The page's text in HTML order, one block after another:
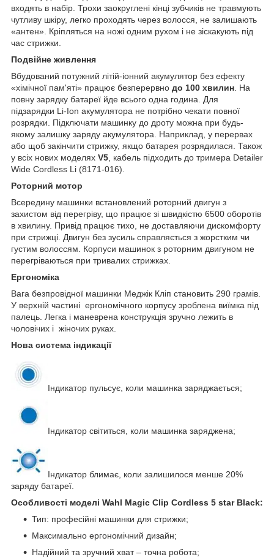
входять в набір. Трохи заокруглені кінці зубчиків не травмують
чутливу шкіру, легко проходять через волосся, не залишають
«антен». Кріпляться на ножі одним рухом і не зіскакують під
час стрижки.
Подвійне живлення
Вбудований потужний літій-іонний акумулятор без ефекту
«хімічної пам'яті» працює безперервно до 100 хвилин . На
повну зарядку батареї йде всього одна година. Для
підзарядки Li-Ion акумулятора не потрібно чекати повної
розрядки. Підключати машинку до дроту можна при будь-
якому залишку заряду акумулятора. Наприклад, у перервах
або щоб закінчити стрижку, якщо батарея розрядилася. Також
у всіх нових моделях V5 , кабель підходить до тримера Detailer
Wide Cordless Li (8171-016).
Роторний мотор
Всередину машинки встановлений роторний двигун з
захистом від перегріву, що працює зі швидкістю 6500 оборотів
в хвилину. Привід працює тихо, не доставляючи дискомфорту
при стрижці. Двигун без зусиль справляється з жорстким чи
густим волоссям. Корпуси машинок з роторним двигуном не
перегріваються при тривалих стрижках.
Ергономіка
Вага безпровідної машинки Меджік Кліп становить 290 грамів.
У верхній частині ергономічного корпусу зроблена виїмка під
палець. Легка і маневрена конструкція зручно лежить в
чоловічих і жіночих руках.
Нова система індикації
Індикатор пульсує, коли машинка заряджається;
Індикатор світиться, коли машинка заряджена;
Індикатор блимає, коли залишилося менше 20%
заряду батареї.
Особливості моделі Wahl Magic Clip Cordless 5 star Black:
Тип: професійні машинки для стрижки;
Максимально ергономічний дизайн;
Надійний та зручний хват – точна робота;